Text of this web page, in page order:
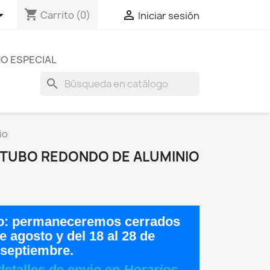
shopping_cart Carrito (0)  Iniciar sesión
ESPECIAL
search
REDONDO DE ALUMINIO
permaneceremos cerrados
agosto y del 18 al 28 de
septiembre.